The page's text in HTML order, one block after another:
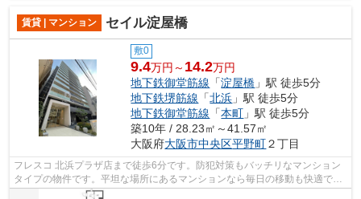
賃貸 | マンション セイル淀屋橋
敷0
9.4万円～ 14.2万円
地下鉄御堂筋線 「淀屋橋 」駅 徒歩5分
地下鉄堺筋線 「北浜 」駅 徒歩5分
地下鉄御堂筋線 「本町 」駅 徒歩5分
築10年 / 28.23㎡～41.57㎡
大阪府大阪市中央区平野町２丁目
フレスコ 北浜プラザ店まで徒歩6分です。防犯対策もバッチリなマンション
タイプの物件です。平坦な場所にあるマンションなら毎日の移動も快適で
す。外観タイル張りを採用し、素敵な見...